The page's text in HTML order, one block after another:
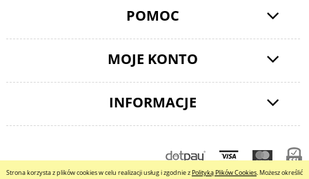
Strona korzysta z plików cookies w celu realizacji usług i zgodnie zPolityką Plików Cookies. Możesz określić
POMOC
MOJE KONTO
INFORMACJE
pokaż pełną wersję strony